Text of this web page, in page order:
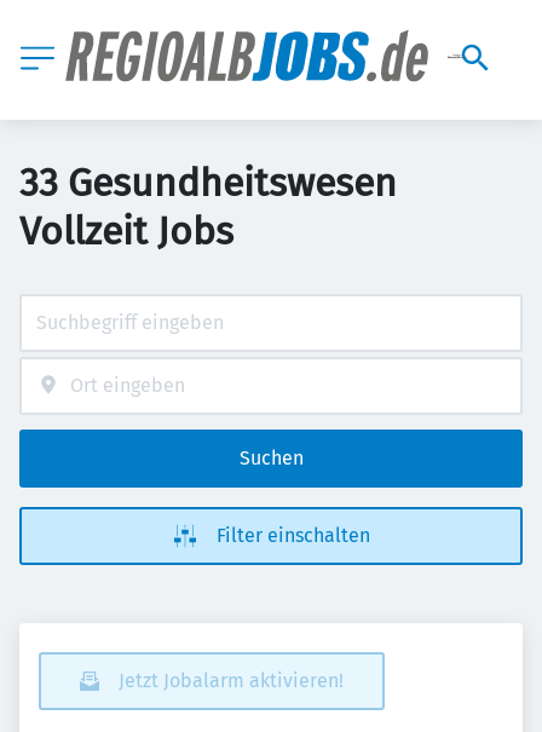
33 Gesundheitswesen
Vollzeit Jobs
Suchen
Filter einschalten
Jetzt Jobalarm aktivieren!